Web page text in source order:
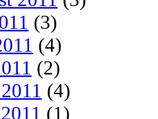
(3)
(4)
(2)
(4)
(1)